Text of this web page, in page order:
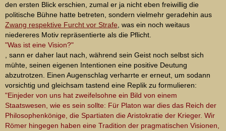
den ersten Blick erschien, zumal er ja nicht eben freiwillig die
politische Bühne hatte betreten, sondern vielmehr geradehin aus
Zwang respektive Furcht vor Strafe , was ein noch weitaus
niedereres Motiv repräsentierte als die Pflicht.
"Was ist eine Vision?"
, sann er daher laut nach, während sein Geist noch selbst sich
mühte, seinen eigenen Intentionen eine positive Deutung
abzutrotzen. Einen Augenschlag verharrte er erneut, um sodann
vorsichtig und gleichsam tastend eine Replik zu formulieren:
"Einjeder von uns hat zweifelsohne ein Bild von einem
Staatswesen, wie es sein sollte: Für Platon war dies das Reich der
Philosophenkönige, die Spartiaten die Aristokratie der Krieger. Wir
Römer hingegen haben eine Tradition der pragmatischen Visionen,